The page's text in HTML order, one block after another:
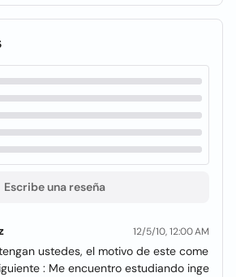
Escribe una reseña
12/5/10, 12:00 AM
ustedes, el motivo de este come
: Me encuentro estudiando inge